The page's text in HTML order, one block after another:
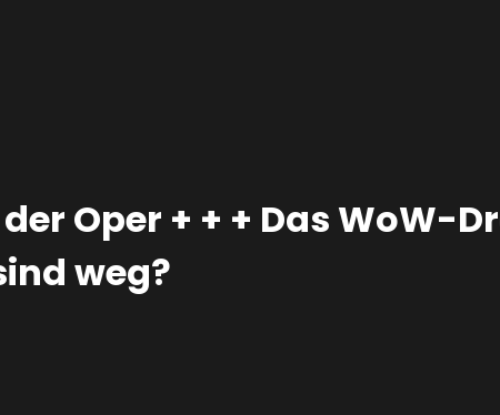
Oper + + + Das WoW-
weg?